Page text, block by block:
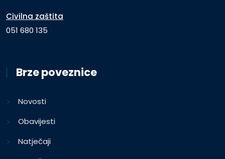
Civilna zaštita
051 680 135
Brze poveznice
Novosti
Obavijesti
Natječaji